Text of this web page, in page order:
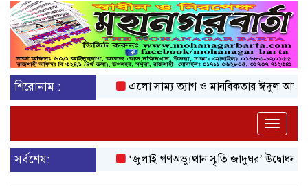
শিরোনাম : এলো সাম্য ত্যাগ ও মানবিকতার ঈদুল আজহা
Toggle
সর্বশেষ:
‘জুলাই গণঅভ্যুত্থান স্মৃতি জাদুঘর’ উদ্বোধন করলেন